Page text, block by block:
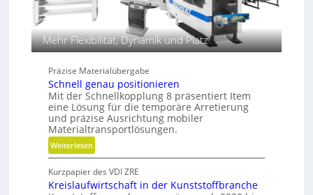
u
i
k
m
V
e
r
g
l
e
c
h
h
n
i
k
Mehr Flexibilität, Dynamik und Platz
Präzise Materialübergabe
Schnell genau positionieren
Mit der Schnellkopplung 8 präsentiert Item
eine Lösung für die temporäre Arretierung
und präzise Ausrichtung mobiler
Materialtransportlösungen.
Weiterlesen:
S
c
h
Kurzpapier des VDI ZRE
Kreislaufwirtschaft in der Kunststoffbranche